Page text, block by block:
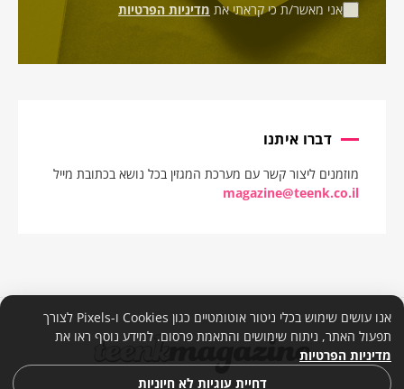
אני מאשר/ת כי קראתי את מדיניות הפרטיות
דברו איתנו
מוזמנים ליצור קשר עם מערכת המגזין בכל נושא בכתובת מייל
magazine@teenk.co.il
אנו עושים שימוש בכלי ניטור אוטומטיים כגון Cookies ו-Pixels לצורך
תפעול האתר, ניתוח שימושים והתאמת פרסום. למידע נוסף ראו את
מדיניות הפרטיות
דחיית עוגיות לא חיוניות